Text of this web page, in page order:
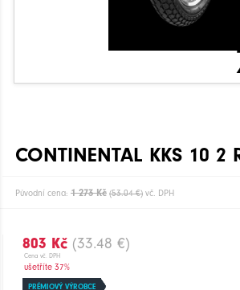
CONTINENTAL KKS 10 2
Původní cena: 1 273 Kč (53.04 €) vč. DPH
803 Kč (33.48 €)
Cena vč. DPH
ušetříte 37%
PRÉMIOVÝ VÝROBCE